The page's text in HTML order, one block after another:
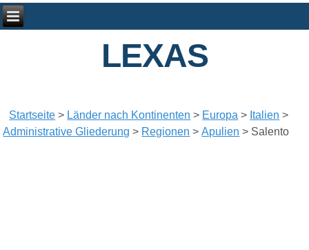
LEXAS
Startseite > Länder nach Kontinenten > Europa > Italien >
Administrative Gliederung > Regionen >Apulien > Salento